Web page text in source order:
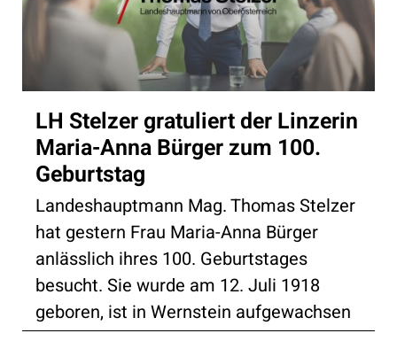
LH Stelzer gratuliert der Linzerin
Maria-Anna Bürger zum 100.
Geburtstag
Landeshauptmann Mag. Thomas Stelzer
hat gestern Frau Maria-Anna Bürger
anlässlich ihres 100. Geburtstages
besucht. Sie wurde am 12. Juli 1918
geboren, ist in Wernstein aufgewachsen